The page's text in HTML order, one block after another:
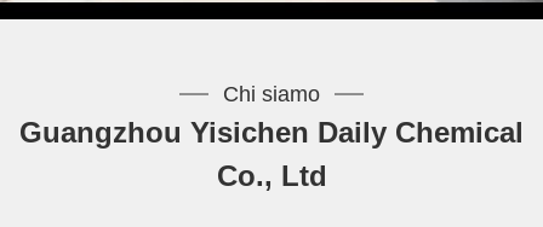
Chi siamo
Guangzhou Yisichen Daily Chemical
Co., Ltd